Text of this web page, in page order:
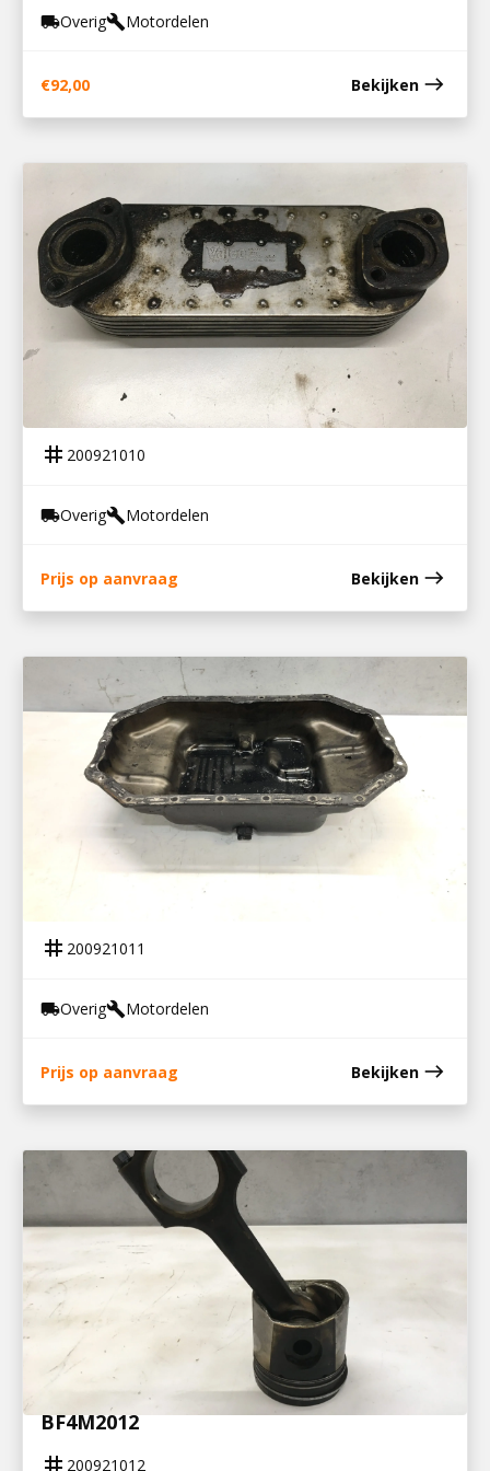
local_shippingOverigbuildMotordelen
€92,00 Bekijken east
200921010
OLIEKOELER DEUTZ BF4M2012
tag 200921010
local_shippingOverigbuildMotordelen
Prijs op aanvraag Bekijken east
200921011
tag 200921011
local_shippingOverigbuildMotordelen
Prijs op aanvraag Bekijken east
200921012
DRIJFSTANG MET ZUIGER DEUTZ
BF4M2012
tag 200921012